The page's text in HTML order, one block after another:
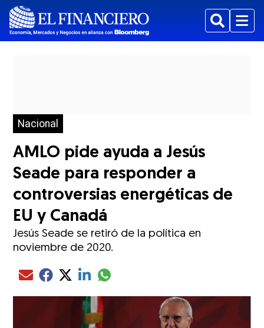
BuscarMenu
Nacional
AMLO pide ayuda a Jesús
Seade para responder a
controversias energéticas de
EU y Canadá
Jesús Seade se retiró de la política en
noviembre de 2020.
Compartir el artículo actual mediante Email
Compartir el artículo actual mediante Facebook
Compartir el artículo actual mediante Twitter
Compartir el artículo actual mediante LinkedIn
Compartir el artículo actual mediante